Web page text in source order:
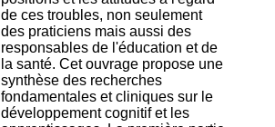
de ces troubles, non seulement
des praticiens mais aussi des
responsables de l'éducation et de
la santé. Cet ouvrage propose une
synthèse des recherches
fondamentales et cliniques sur le
développement cognitif et les
e
r
,
b
â
t
.